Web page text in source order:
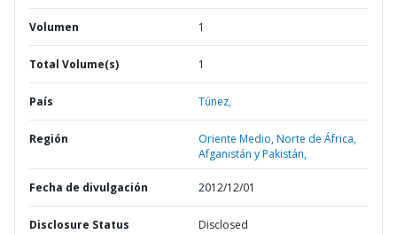
Volumen 1
Total Volume(s) 1
País Túnez,
Región
Oriente Medio, Norte de África,
Afganistán y Pakistán,
Fecha de divulgación 2012/12/01
Disclosure Status Disclosed